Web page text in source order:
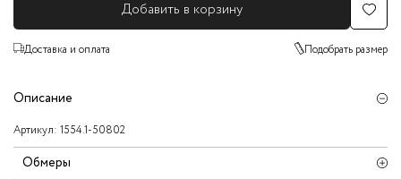
Добавить в корзину
Доставка и оплата Подобрать размер
Описание
Артикул: 1554.1-50802
Обмеры